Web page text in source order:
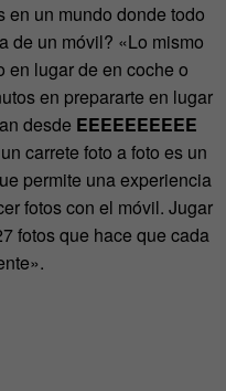
en un mundo donde todo
de un móvil? «Lo mismo
en lugar de en coche o
en prepararte en lugar
desde EEEEEEEEEE
carrete foto a foto es un
permite una experiencia
fotos con el móvil. Jugar
fotos que hace que cada